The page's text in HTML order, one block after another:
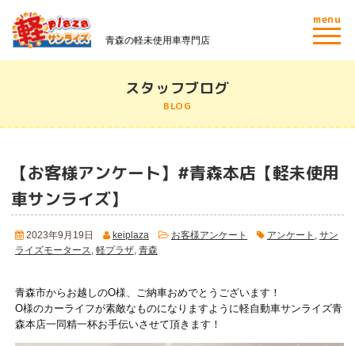
青森の軽未使用車専門店
menu
スタッフブログ
BLOG
【お客様アンケート】#青森本店【軽未使用
車サンライズ】
2023年9月19日 keiplaza お客様アンケート アンケート
サン
ライズモータース
軽プラザ 青森
青森市からお越しのO様、ご納車おめでとうございます！
O様のカーライフが素敵なものになりますように軽自動車サンライズ青
森本店一同精一杯お手伝いさせて頂きます！